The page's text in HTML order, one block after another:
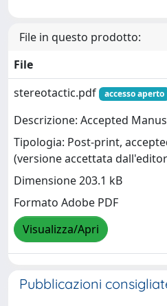
File in questo prodotto:
File
stereotactic.pdf
accesso aperto
Descrizione: Accepted
Tipologia: Post-print,
(versione accettata
Dimensione 203.1 kB
Formato Adobe PDF
Visualizza/Apri
Pubblicazioni